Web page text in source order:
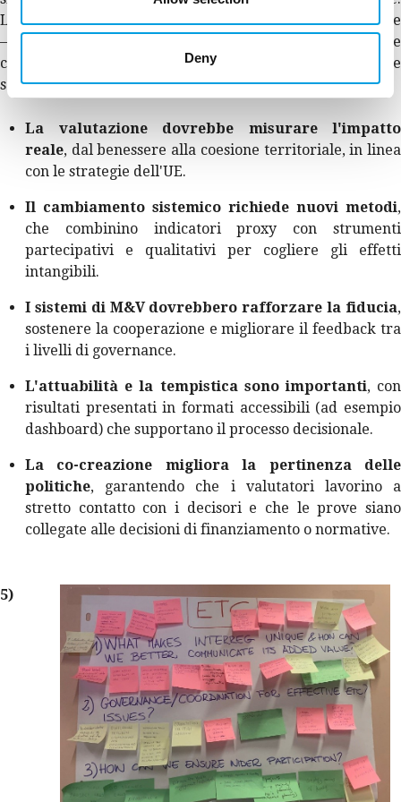
Deny
La proposta di QFP integra implicitamente la valutazione
– come strumento di governance, apprendimento e
condizionalità finanziaria – ma le sue norme di attuazione
sono ancora in sospeso. Idee chiave:
La valutazione dovrebbe misurare l'impatto
reale, dal benessere alla coesione territoriale, in linea
con le strategie dell'UE.
Il cambiamento sistemico richiede nuovi metodi,
che combinino indicatori proxy con strumenti
partecipativi e qualitativi per cogliere gli effetti
intangibili.
I sistemi di M&V dovrebbero rafforzare la fiducia,
sostenere la cooperazione e migliorare il feedback tra
i livelli di governance.
L'attuabilità e la tempistica sono importanti, con
risultati presentati in formati accessibili (ad esempio
dashboard) che supportano il processo decisionale.
La co-creazione migliora la pertinenza delle
politiche, garantendo che i valutatori lavorino a
stretto contatto con i decisori e che le prove siano
collegate alle decisioni di finanziamento o normative.
5)